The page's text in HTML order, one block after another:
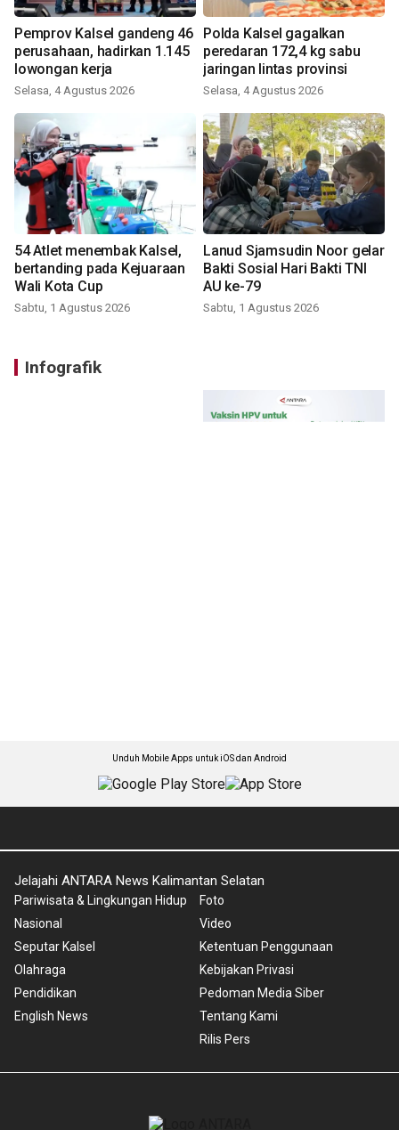
Pemprov Kalsel gandeng 46
perusahaan, hadirkan 1.145
lowongan kerja
Selasa, 4 Agustus 2026
Polda Kalsel gagalkan
peredaran 172,4 kg sabu
jaringan lintas provinsi
Selasa, 4 Agustus 2026
54 Atlet menembak Kalsel,
bertanding pada Kejuaraan
Wali Kota Cup
Sabtu, 1 Agustus 2026
Lanud Sjamsudin Noor gelar
Bakti Sosial Hari Bakti TNI
AU ke-79
Sabtu, 1 Agustus 2026
Infografik
Unduh Mobile Apps untuk iOS dan Android
Jelajahi ANTARA News Kalimantan Selatan
Pariwisata & Lingkungan Hidup
Nasional
Seputar Kalsel
Olahraga
Pendidikan
English News
Foto
Video
Ketentuan Penggunaan
Kebijakan Privasi
Pedoman Media Siber
Tentang Kami
Rilis Pers